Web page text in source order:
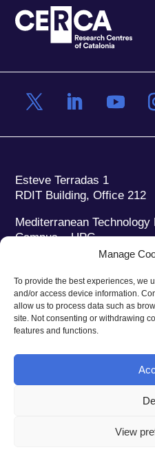
Manage
To provide the best experiences, we
and/or access device information.
allow us to process data such as
site. Not consenting or withdrawing
features and functions.
View
Esteve Terradas 1
RDIT Building, Office 212
Mediterranean
Campus – UPC
08860 Castelldefels
Phone: +34 93 280 2088
Fax:+34 93 280 6395
E-mail:ieec@ieec.cat
CONTACT